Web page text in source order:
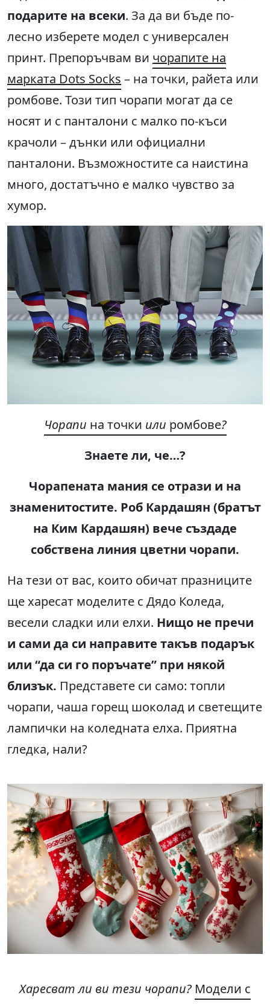
подарите на всеки. За да ви бъде по-
лесно изберете модел с универсален
принт. Препоръчвам ви чорапите на
марката Dots Socks – на точки, райета или
ромбове. Този тип чорапи могат да се
носят и с панталони с малко по-къси
крачоли – дънки или официални
панталони. Възможностите са наистина
много, достатъчно е малко чувство за
хумор.
Чорапи на точки или ромбове?
Знаете ли, че…?
Чорапената мания се отрази и на
знаменитостите. Роб Кардашян (братът
на Ким Кардашян) вече създаде
собствена линия цветни чорапи.
На тези от вас, които обичат празниците
ще харесат моделите с Дядо Коледа,
весели сладки или елхи. Нищо не пречи
и сами да си направите такъв подарък
или “да си го поръчате” при някой
близък. Представете си само: топли
чорапи, чаша горещ шоколад и светещите
лампички на коледната елха. Приятна
гледка, нали?
Харесват ли ви тези чорапи? Модели с